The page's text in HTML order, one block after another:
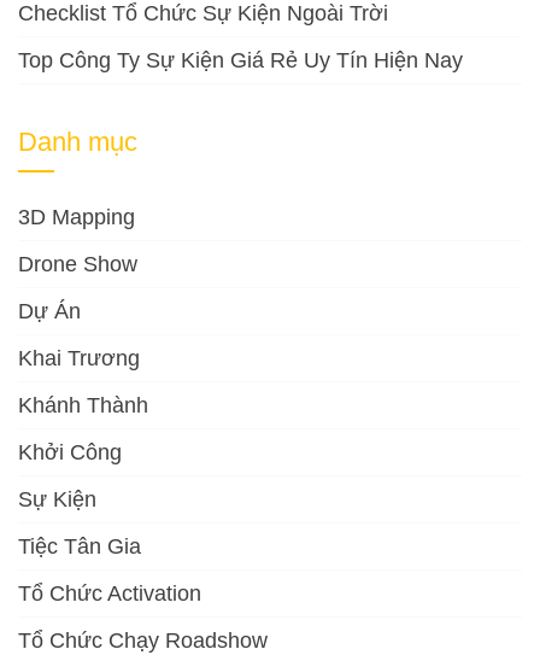
Checklist Tổ Chức Sự Kiện Ngoài Trời
Top Công Ty Sự Kiện Giá Rẻ Uy Tín Hiện Nay
Danh mục
3D Mapping
Drone Show
Dự Án
Khai Trương
Khánh Thành
Khởi Công
Sự Kiện
Tiệc Tân Gia
Tổ Chức Activation
Tổ Chức Chạy Roadshow